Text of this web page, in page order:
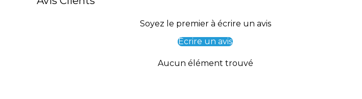
Soyez le premier à écrire un avis
Écrire un avis
Aucun élément trouvé